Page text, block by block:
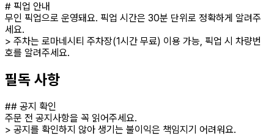
# 픽업 안내
무인 픽업으로 운영돼요. 픽업 시간은 30분 단위로 정확하게 알려주
세요.
> 주차는 로마네시티 주차장(1시간 무료) 이용 가능, 픽업 시 차량번
호를 알려주세요.
필독 사항
## 공지 확인
주문 전 공지사항을 꼭 읽어주세요.
> 공지를 확인하지 않아 생기는 불이익은 책임지기 어려워요.